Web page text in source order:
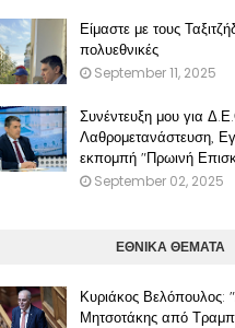
Είμαστε με τους
πολυεθνικές
September 11, 2025
Συνέντευξη μου για
Λαθρομετανάστευση,
εκπομπή "Πρωινή
September 02, 2025
ΕΘΝΙΚΑ ΘΕΜΑΤΑ
Κυριάκος Βελόπουλος:
Μητσοτάκης από